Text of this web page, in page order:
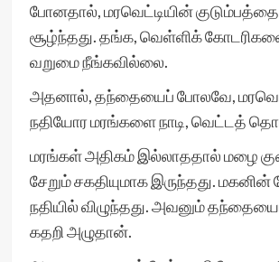
போனதால், மரவெட்டியின்
சூழ்ந்தது. தங்க, வெள்ளிக்
வறுமை நீங்கவில்லை.
அதனால், தந்தையைப் போலவே,
நதியோர மரங்களை நாடி, வெட்டத்
மரங்கள் அதிகம் இல்லாததால் மழை
சேறும் சகதியுமாக இருந்தது. மகனின்
நதியில் விழுந்தது. அவனும்
கதறி அழுதான்.